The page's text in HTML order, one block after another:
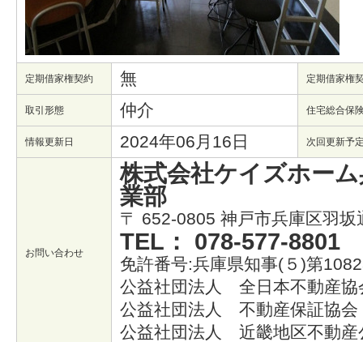
定期借家権契約 無 定期借家権
取引形態 仲介 住宅総合保
情報更新日 2024年06月16日 次回更新予
お問い合わせ
株式会社ケイズホー
業部
〒 652-0805 神戸市兵庫区羽
TEL： 078-577-8801
免許番号:兵庫県知事(５)第
公益社団法人 全日本不動産協
公益社団法人 不動産保証協会
公益社団法人 近畿地区不動産